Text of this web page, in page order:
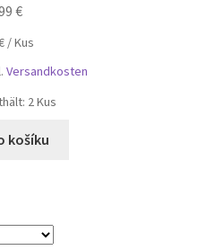
€
/Kus
Versandkosten
2Kus
košíku